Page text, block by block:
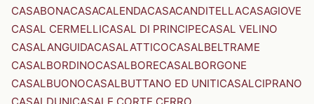
CASABONACASACALENDACASACANDITELLACASAGIOVE
CASAL CERMELLICASAL DI PRINCIPECASAL VELINO
CASALANGUIDACASALATTICOCASALBELTRAME
CASALBORDINOCASALBORECASALBORGONE
CASALBUONOCASALBUTTANO ED UNITICASALCIPRANO